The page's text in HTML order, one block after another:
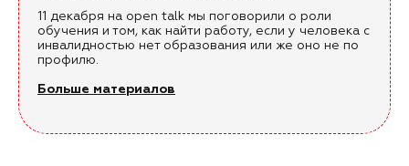
11 декабря на open talk мы поговорили о роли
обучения и том, как найти работу, если у человека с
инвалидностью нет образования или же оно не по
профилю.
Больше материалов